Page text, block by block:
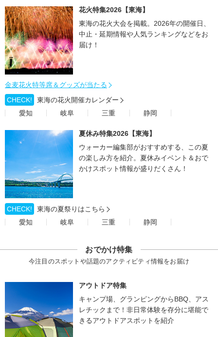
花火特集2026【東海】
東海の花火大会を掲載。2026年の開催日、
中止・延期情報や人気ランキングなどをお
届け！
金麦花火特等席＆グッズが当たる
CHECK!
東海の花火開催カレンダー
愛知
岐阜 三重 静岡
夏休み特集2026【東海】
ウォーカー編集部がおすすめする、この夏
の楽しみ方を紹介。夏休みイベント＆おで
かけスポット情報が盛りだくさん！
CHECK!
東海の夏祭りはこちら
愛知
岐阜 三重 静岡
おでかけ特集
今注目のスポットや話題のアクティビティ情報をお届け
アウトドア特集
キャンプ場、グランピングからBBQ、アス
レチックまで！非日常体験を存分に堪能で
きるアウトドアスポットを紹介